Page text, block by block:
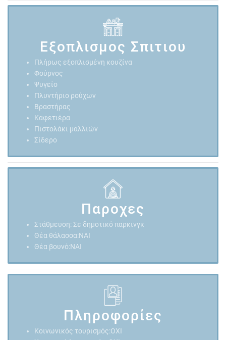
Εξοπλισμος Σπιτιου
Πλήρως εξοπλισμένη κουζίνα
Φούρνος
Ψυγείο
Πλυντήριο ρούχων
Βραστήρας
Καφετιέρα
Πιστολάκι μαλλιών
Σίδερο
Παροχες
Στάθμευση: Σε δημοτικό παρκινγκ
Θέα θάλασσα:NAI
Θέα βουνό:ΝΑΙ
Πληροφορίες
Κοινωνικός τουρισμός:ΟΧΙ